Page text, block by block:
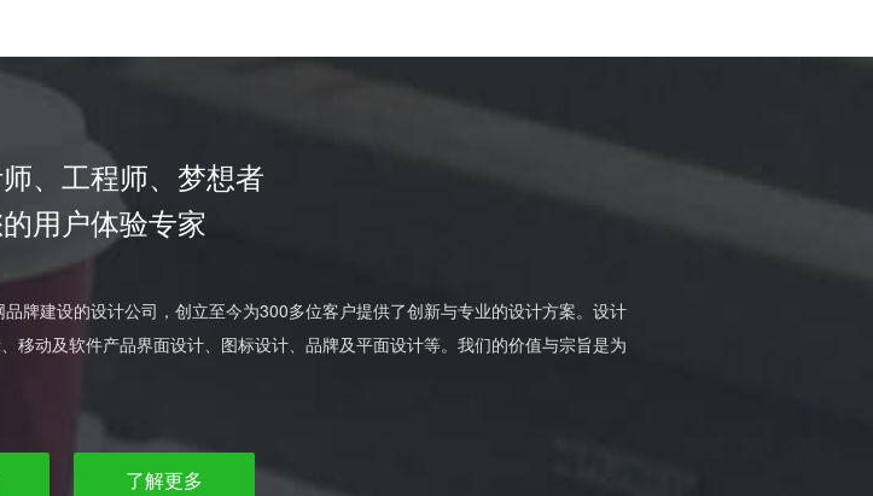
、工程师、梦想者
用户体验专家
牌建设的设计公司，创立至今为300多位客户提供了创新与专业的设计方案。设计
移动及软件产品界面设计、图标设计、品牌及平面设计等。我们的价值与宗旨是为
了解更多